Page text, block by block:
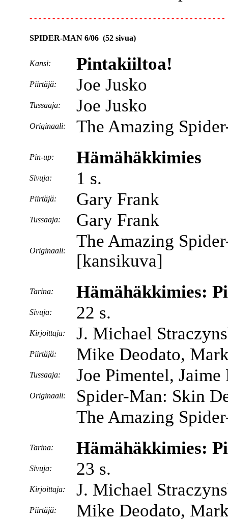
- - - - - - - - - - - - - - - - - - - - - - - - - - - - - - - - - - - - - - - - - - -
SPIDER-MAN 6/06 (52 sivua)
Kansi: Pintakiiltoa!
Piirtäjä: Joe Jusko
Tussaaja: Joe Jusko
Originaali: The Amazing
Pin-up: Hämähäkkimies
Sivuja: 1 s.
Piirtäjä: Gary Frank
Tussaaja: Gary Frank
Originaali:
The Amazing
[kansikuva]
Tarina: Hämähäkkimies:
Sivuja: 22 s.
Kirjoittaja: J. Michael
Piirtäjä: Mike Deodato,
Tussaaja: Joe Pimentel, Jaime
Originaali:
Spider-Man: Skin
The Amazing
Tarina: Hämähäkkimies:
Sivuja: 23 s.
Kirjoittaja: J. Michael
Piirtäjä: Mike Deodato,